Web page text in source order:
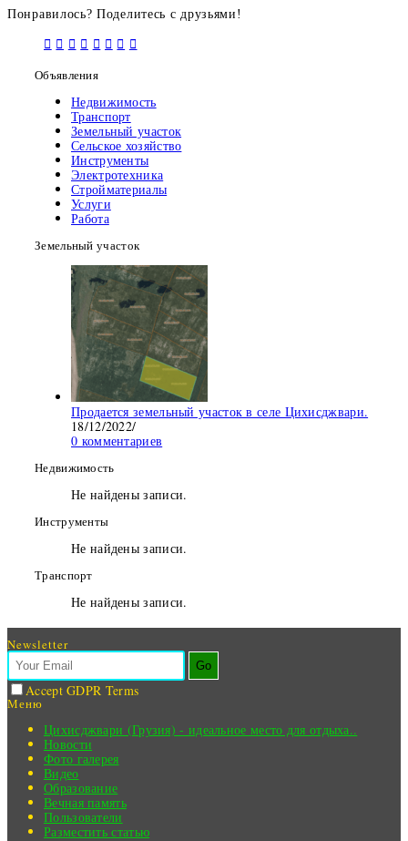
Понравилось? Поделитесь с друзьями!
Объявления
Недвижимость
Транспорт
Земельный участок
Сельское хозяйство
Инструменты
Электротехника
Стройматериалы
Услуги
Работа
Земельный участок
Продается земельный участок в селе Цихисджвари.
18/12/2022/
0 комментариев
Недвижимость
Не найдены записи.
Инструменты
Не найдены записи.
Транспорт
Не найдены записи.
Newsletter
Go
Accept GDPR Terms
Меню
Цихисджвари (Грузия) - идеальное место для отдыха..
Новости
Фото галерея
Видео
Образование
Вечная память
Пользователи
Разместить статью